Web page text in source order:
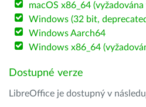
macOS x86_64
Windows (32 bit,
Windows Aarch64
Windows x86_64
Dostupné verze
LibreOffice je dostupný v